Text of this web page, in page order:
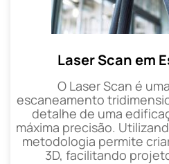
Laser Scan em
O Laser Scan é
escaneamento
detalhe de uma
máxima precisão.
metodologia permite
3D, facilitando